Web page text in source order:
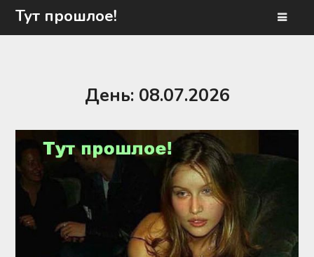
Перейти
Тут прошлое!
День: 08.07.2026